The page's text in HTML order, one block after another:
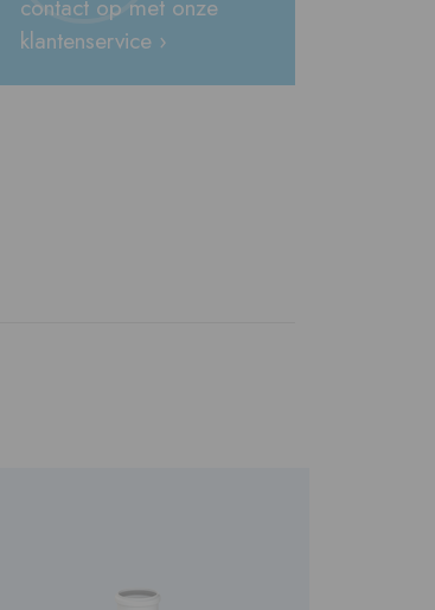
contact op met onze
klantenservice ›